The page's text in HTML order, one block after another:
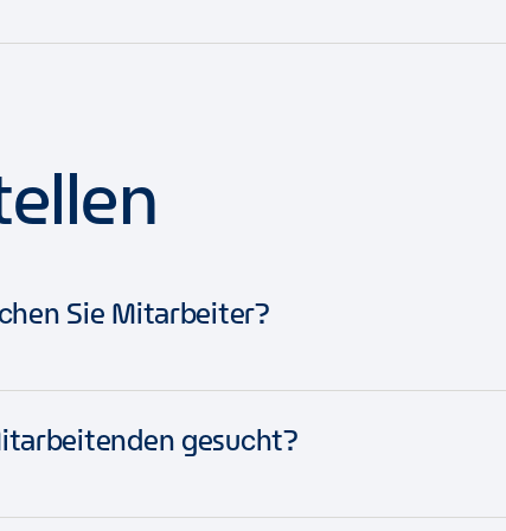
Sie Mitarbeiter?
wir suchen immer nach neuen
teilnehmen, stellen wir Mitarbeitende in
eine Vielzahl interessanter Möglichkeiten. Um zu
gesucht?